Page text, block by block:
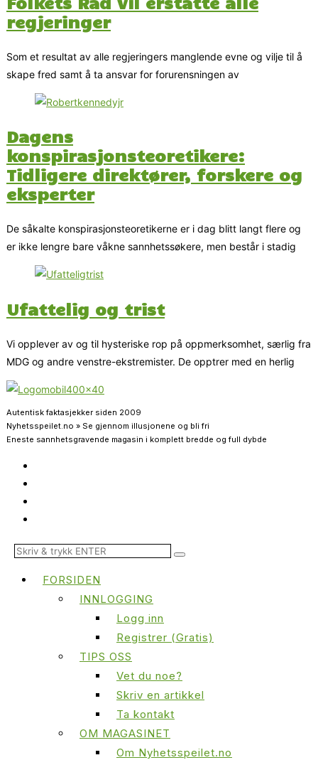
regjeringer
Som et resultat av alle regjeringers manglende evne og vilje til å
skape fred samt å ta ansvar for forurensningen av
Dagens
konspirasjonsteoretikere:
Tidligere direktører, forskere og
eksperter
De såkalte konspirasjonsteoretikerne er i dag blitt langt flere og
er ikke lengre bare våkne sannhetssøkere, men består i stadig
Ufattelig og trist
Vi opplever av og til hysteriske rop på oppmerksomhet, særlig fra
MDG og andre venstre-ekstremister. De opptrer med en herlig
Autentisk faktasjekker siden 2009
Nyhetsspeilet.no » Se gjennom illusjonene og bli fri
Eneste sannhetsgravende magasin i komplett bredde og full dybde
FORSIDEN
INNLOGGING
Logg inn
Registrer (Gratis)
TIPS OSS
Vet du noe?
Skriv en artikkel
Ta kontakt
OM MAGASINET
Om Nyhetsspeilet.no